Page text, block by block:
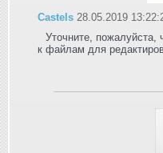
Castels 28.05.2019
Уточните, пожалуйста,
к файлам для